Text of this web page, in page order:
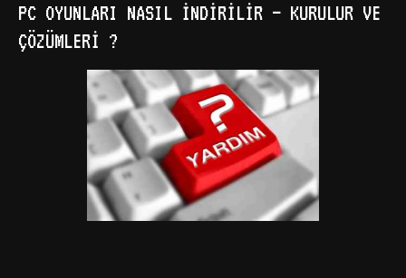
PC OYUNLARI NASIL İNDIRILIR – KURULUR VE
ÇÖZÜMLERI ?